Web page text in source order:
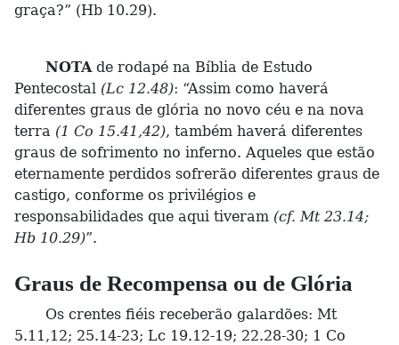
graça?” (Hb 10.29).
NOTAde rodapé na Bíblia de Estudo
Pentecostal (Lc 12.48): “Assim como haverá
diferentes graus de glória no novo céu e na nova
terra (1 Co 15.41,42), também haverá diferentes
graus de sofrimento no inferno. Aqueles que estão
eternamente perdidos sofrerão diferentes graus de
castigo, conforme os privilégios e
responsabilidades que aqui tiveram (cf. Mt 23.14;
Hb 10.29)”.
Graus de Recompensa ou de Glória
Os crentes fiéis receberão galardões: Mt
5.11,12; 25.14-23; Lc 19.12-19; 22.28-30; 1 Co